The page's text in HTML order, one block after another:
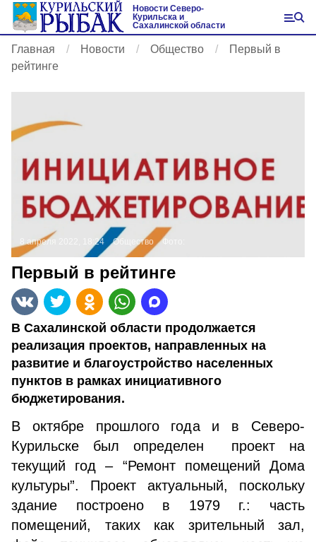
Новости Северо-
Курильска и
Сахалинской области
Главная Новости Общество
Первый в
рейтинге
8 апреля 2022, 18:24 Общество Фото:
Первый в рейтинге
В Сахалинской области продолжается
реализация проектов, направленных на
развитие и благоустройство населенных
пунктов в рамках инициативного
бюджетирования.
В октябре прошлого года и в Северо-
Курильске был определен проект на
текущий год – “Ремонт помещений Дома
культуры”. Проект актуальный, поскольку
здание построено в 1979 г.: часть
помещений, таких как зрительный зал,